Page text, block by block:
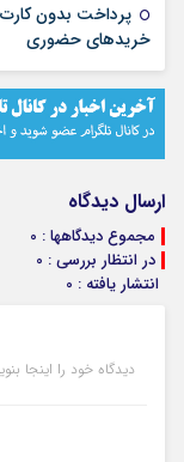
پرداخت بدون کارت
خریدهای حضوری
ارسال دیدگاه
مجموع دیدگاهها : 0
در انتظار بررسی : 0
انتشار یافته : 0
دیدگاه خود را اینجا